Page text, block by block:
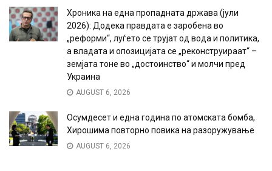
Хроника на една пропадната држава (јули
2026): Додека правдата е заробена во
„реформи“, луѓето се трујат од вода и политика,
а владата и опозицијата се „реконструираат“ –
земјата тоне во „достоинство“ и молчи пред
Украина
AUGUST 6, 2026
Осумдесет и една година по атомската бомба,
Хирошима повторно повика на разоружување
AUGUST 6, 2026